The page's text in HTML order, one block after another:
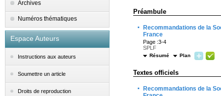
Archives
Numéros thématiques
Espace Auteurs
Instructions aux auteurs
Soumettre un article
Droits de reproduction
Préambule
·
Recommandations de la
France
Page :3-4
SPLF
Résumé Plan
Textes officiels
·
Recommandations de la